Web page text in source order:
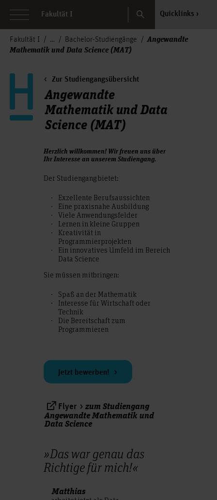
Fakultät I Search Quicklinks
Fakultät I Bachelor-Studiengänge
Angewandte
Mathematik und Data Science (MAT)
Zur Studiengangsübersicht
Angewandte
Mathematik und Data
Science (MAT)
Herzlich willkommen! Wir freuen uns über
Ihr Interesse an unserem Studiengang.
Der Studiengang bietet:
Exzellente Berufsaussichten
Eine praxisnahe Ausbildung
Viele Anwendungsfelder
Lernen in kleine Gruppen
Kreativität in
Programmierprojekten
Ein innovatives Umfeld im Bereich
Data Science
Sie müssen mitbringen:
Spaß an der Mathematik
Interesse für Wirtschaft oder
Technik
Die Bereitschaft zum
Programmieren
Jetzt bewerben!
Flyer zum Studiengang
Angewandte Mathematik und
Data Science
»Das war genau das
Richtige für mich!«
Matthias